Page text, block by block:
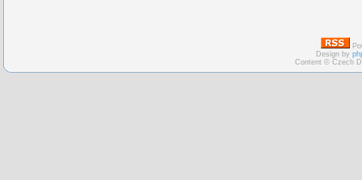
Design by
Content © Czech